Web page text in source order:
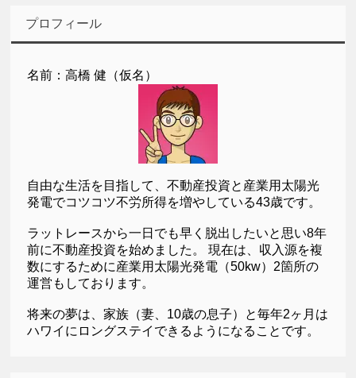
プロフィール
名前：高橋 健（仮名）
自由な生活を目指して、不動産投資と産業用太陽光
発電でコツコツ不労所得を増やしている43歳です。
ラットレースから一日でも早く脱出したいと思い8年
前に不動産投資を始めました。 現在は、収入源を複
数にするために産業用太陽光発電（50kw）2箇所の
運営もしております。
将来の夢は、家族（妻、10歳の息子）と毎年2ヶ月は
ハワイにロングステイできるようになることです。